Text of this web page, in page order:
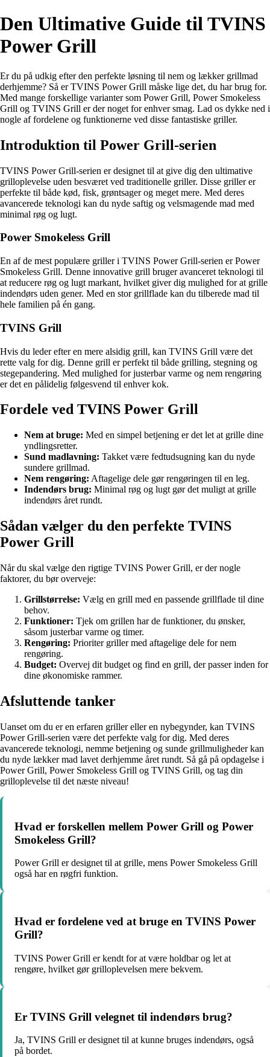
Den Ultimative Guide til TVINS
Power Grill
Er du på udkig efter den perfekte løsning til nem og lækker grillmad
derhjemme? Så er TVINS Power Grill måske lige det, du har brug for.
Med mange forskellige varianter som Power Grill, Power Smokeless
Grill og TVINS Grill er der noget for enhver smag. Lad os dykke ned i
nogle af fordelene og funktionerne ved disse fantastiske griller.
Introduktion til Power Grill-serien
TVINS Power Grill-serien er designet til at give dig den ultimative
grilloplevelse uden besværet ved traditionelle griller. Disse griller er
perfekte til både kød, fisk, grøntsager og meget mere. Med deres
avancerede teknologi kan du nyde saftig og velsmagende mad med
minimal røg og lugt.
Power Smokeless Grill
En af de mest populære griller i TVINS Power Grill-serien er Power
Smokeless Grill. Denne innovative grill bruger avanceret teknologi til
at reducere røg og lugt markant, hvilket giver dig mulighed for at grille
indendørs uden gener. Med en stor grillflade kan du tilberede mad til
hele familien på én gang.
TVINS Grill
Hvis du leder efter en mere alsidig grill, kan TVINS Grill være det
rette valg for dig. Denne grill er perfekt til både grilling, stegning og
stegepandering. Med mulighed for justerbar varme og nem rengøring
er det en pålidelig følgesvend til enhver kok.
Fordele ved TVINS Power Grill
Nem at bruge: Med en simpel betjening er det let at grille dine
yndlingsretter.
Sund madlavning: Takket være fedtudsugning kan du nyde
sundere grillmad.
Nem rengøring: Aftagelige dele gør rengøringen til en leg.
Indendørs brug: Minimal røg og lugt gør det muligt at grille
indendørs året rundt.
Sådan vælger du den perfekte TVINS
Power Grill
Når du skal vælge den rigtige TVINS Power Grill, er der nogle
faktorer, du bør overveje:
Grillstørrelse: Vælg en grill med en passende grillflade til dine
behov.
Funktioner: Tjek om grillen har de funktioner, du ønsker,
såsom justerbar varme og timer.
Rengøring: Prioriter griller med aftagelige dele for nem
rengøring.
Budget: Overvej dit budget og find en grill, der passer inden for
dine økonomiske rammer.
Afsluttende tanker
Uanset om du er en erfaren griller eller en nybegynder, kan TVINS
Power Grill-serien være det perfekte valg for dig. Med deres
avancerede teknologi, nemme betjening og sunde grillmuligheder kan
du nyde lækker mad lavet derhjemme året rundt. Så gå på opdagelse i
Power Grill, Power Smokeless Grill og TVINS Grill, og tag din
grilloplevelse til det næste niveau!
Hvad er forskellen mellem Power Grill og Power
Smokeless Grill?
Power Grill er designet til at grille, mens Power Smokeless Grill
også har en røgfri funktion.
Hvad er fordelene ved at bruge en TVINS Power
Grill?
TVINS Power Grill er kendt for at være holdbar og let at
rengøre, hvilket gør grilloplevelsen mere bekvem.
Er TVINS Grill velegnet til indendørs brug?
Ja, TVINS Grill er designet til at kunne bruges indendørs, også
på bordet.